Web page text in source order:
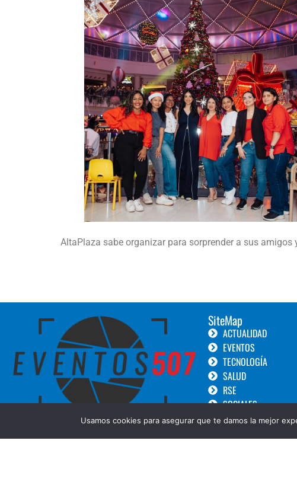
AltaPlaza sabe organizar para sorprender a sus amigos
SiteMap
ACTUALIDAD
EVENTOS
TECNOLOGÍA
SALUD
RSE
SOCIALES
TURISMO
Usamos cookies para asegurar que te damos la mejor